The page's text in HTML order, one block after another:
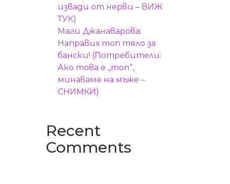
извади от нерви – ВИЖ
ТУК)
Маги Джанаварова:
Направих топ тяло за
бански! (Потребители:
Ако това е „топ“,
минаваме на мъже –
СНИМКИ)
Recent
Comments